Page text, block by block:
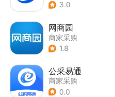
3.0
网商园
商家采购
1.8
公采易通
商家采购
0.0